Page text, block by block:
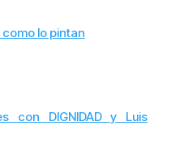
lo pintan
con DIGNIDAD y Luis